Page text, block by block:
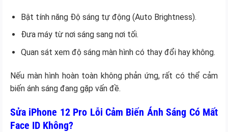
Bật tính năng Độ sáng tự động (Auto Brightness).
Đưa máy từ nơi sáng sang nơi tối.
Quan sát xem độ sáng màn hình có thay đổi hay không.
Nếu màn hình hoàn toàn không phản ứng, rất có thể cảm
biến ánh sáng đang gặp vấn đề.
Sửa iPhone 12 Pro Lỗi Cảm Biến Ánh Sáng Có Mất
Face ID Không?